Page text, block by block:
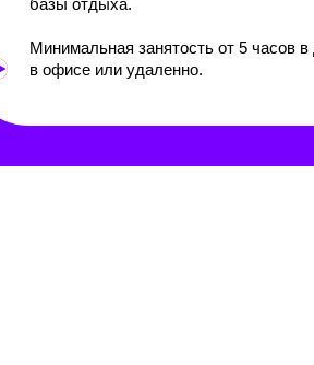
базы отдыха.
Минимальная занятость от 5 часов
в офисе или удаленно.